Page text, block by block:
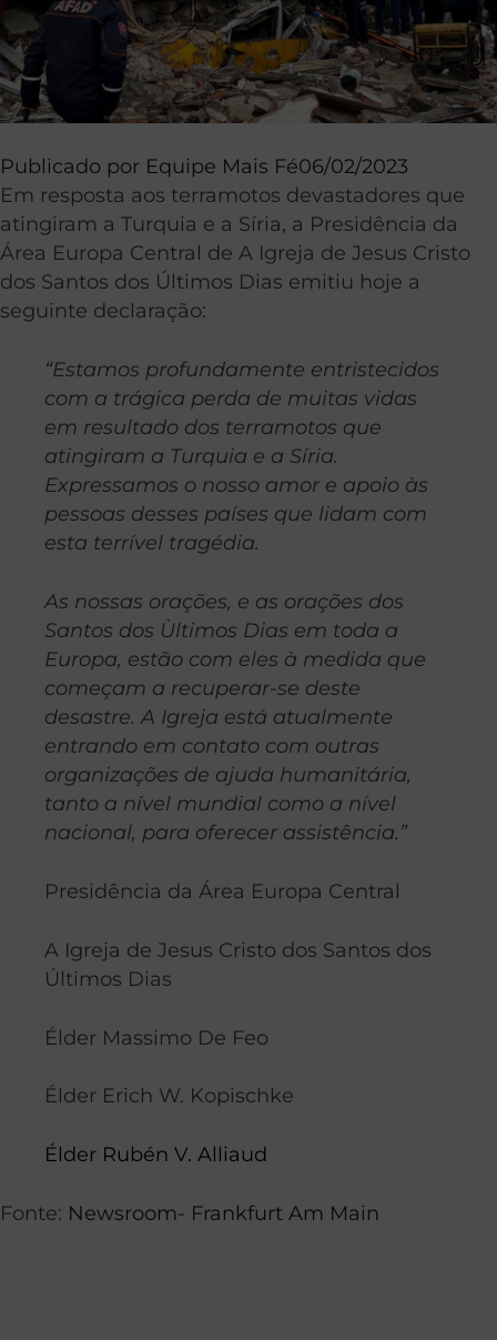
Publicado por Equipe Mais Fé06/02/2023
Em resposta aos terramotos devastadores que
atingiram a Turquia e a Síria, a Presidência da
Área Europa Central de A Igreja de Jesus Cristo
dos Santos dos Últimos Dias emitiu hoje a
seguinte declaração:
“Estamos profundamente entristecidos
com a trágica perda de muitas vidas
em resultado dos terramotos que
atingiram a Turquia e a Síria.
Expressamos o nosso amor e apoio às
pessoas desses países que lidam com
esta terrível tragédia.
As nossas orações, e as orações dos
Santos dos Ùltimos Dias em toda a
Europa, estão com eles à medida que
começam a recuperar-se deste
desastre. A Igreja está atualmente
entrando em contato com outras
organizações de ajuda humanitária,
tanto a nível mundial como a nível
nacional, para oferecer assistência.”
Presidência da Área Europa Central
A Igreja de Jesus Cristo dos Santos dos
Últimos Dias
Élder Massimo De Feo
Élder Erich W. Kopischke
Élder Rubén V. Alliaud
Fonte: Newsroom- Frankfurt Am Main